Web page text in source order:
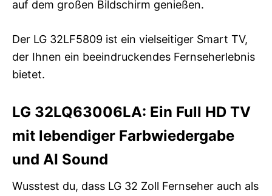
auf dem großen Bildschirm genießen.
Der LG 32LF5809 ist ein vielseitiger Smart TV,
der Ihnen ein beeindruckendes Fernseherlebnis
bietet.
LG 32LQ63006LA: Ein Full HD TV
mit lebendiger Farbwiedergabe
und AI Sound
Wusstest du, dass LG 32 Zoll Fernseher auch als